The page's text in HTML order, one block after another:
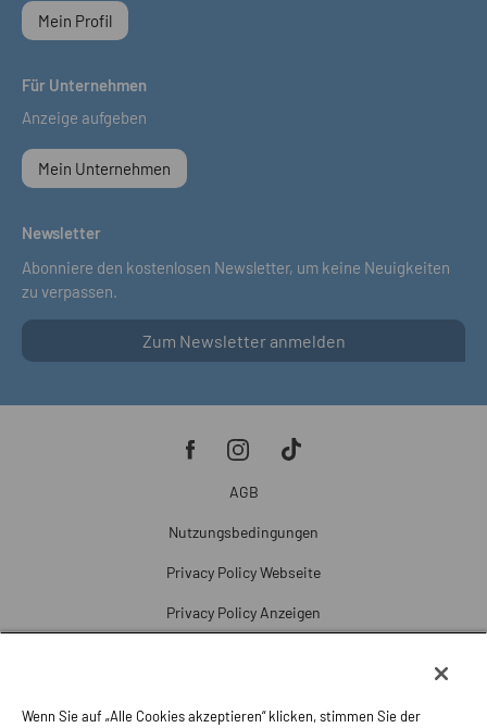
Mein Profil
Für Unternehmen
Anzeige aufgeben
Mein Unternehmen
Newsletter
Abonniere den kostenlosen Newsletter, um keine Neuigkeiten
zu verpassen.
Zum Newsletter anmelden
AGB
Nutzungsbedingungen
Privacy Policy Webseite
Privacy Policy Anzeigen
Wenn Sie auf „Alle Cookies akzeptieren“ klicken, stimmen Sie der